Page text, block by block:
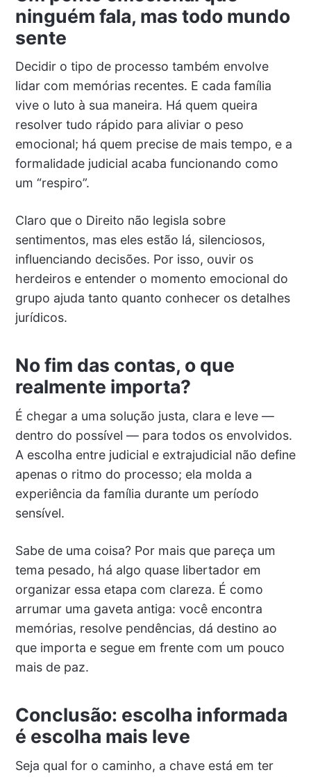
ninguém fala, mas todo mundo
sente
Decidir o tipo de processo também envolve
lidar com memórias recentes. E cada família
vive o luto à sua maneira. Há quem queira
resolver tudo rápido para aliviar o peso
emocional; há quem precise de mais tempo, e a
formalidade judicial acaba funcionando como
um “respiro”.
Claro que o Direito não legisla sobre
sentimentos, mas eles estão lá, silenciosos,
influenciando decisões. Por isso, ouvir os
herdeiros e entender o momento emocional do
grupo ajuda tanto quanto conhecer os detalhes
jurídicos.
No fim das contas, o que
realmente importa?
É chegar a uma solução justa, clara e leve —
dentro do possível — para todos os envolvidos.
A escolha entre judicial e extrajudicial não define
apenas o ritmo do processo; ela molda a
experiência da família durante um período
sensível.
Sabe de uma coisa? Por mais que pareça um
tema pesado, há algo quase libertador em
organizar essa etapa com clareza. É como
arrumar uma gaveta antiga: você encontra
memórias, resolve pendências, dá destino ao
que importa e segue em frente com um pouco
mais de paz.
Conclusão: escolha informada
é escolha mais leve
Seja qual for o caminho, a chave está em ter